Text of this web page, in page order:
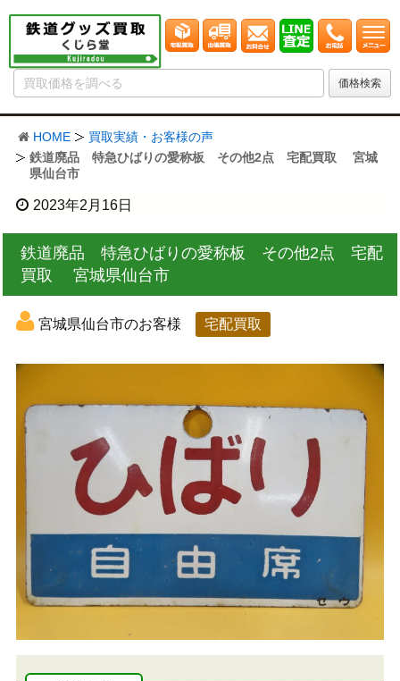
HOME
買取実績・お客様の声
鉄道廃品 特急ひばりの愛称板 その他2点 宅配買取 宮城
県仙台市
2023年2月16日
鉄道廃品 特急ひばりの愛称板 その他2点 宅配
買取 宮城県仙台市
宮城県仙台市のお客様 宅配買取